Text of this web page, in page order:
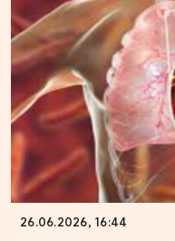
26.06.2026, 16:44